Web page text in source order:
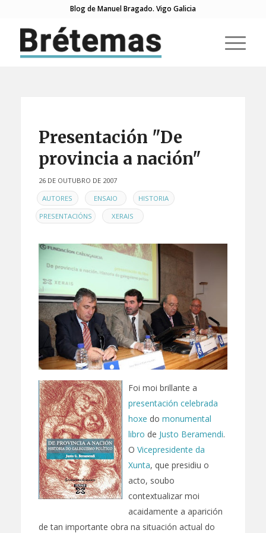
Blog de Manuel Bragado. Vigo Galicia
Presentación "De
provincia a nación"
26 DE OUTUBRO DE 2007
EN AUTORES , ENSAIO , HISTORIA ,
PRESENTACIÓNS , XERAIS
Foi moi brillante a
presentación celebrada
hoxe do monumental
libro de Justo Beramendi.
O Vicepresidente da
Xunta, que presidiu o
acto, soubo
contextualizar moi
acaidamente a aparición
de tan importante obra na situación actual do